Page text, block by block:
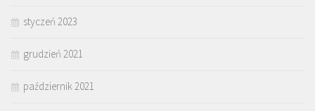
styczeń 2023
grudzień 2021
październik 2021